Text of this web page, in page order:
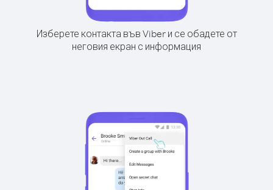
Изберете контакта във Viber и се обадете от
неговия екран с информация